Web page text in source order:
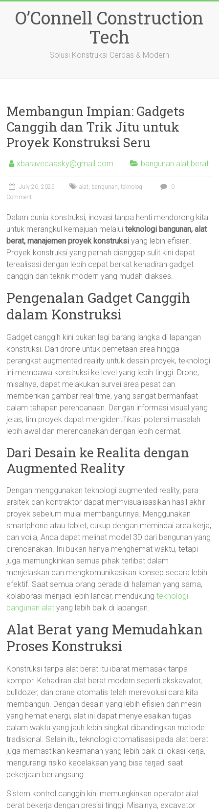
contentO’Connell Construction
Tech
Solusi Konstruksi Cerdas & Modern
Membangun Impian: Gadgets
Canggih dan Trik Jitu untuk
Proyek Konstruksi Seru
xbaravecaasky@gmail.com bangunan alat berat
July 20, 2025 alat, bangunan,teknologi
0
Comment
Dalam dunia konstruksi, inovasi tanpa henti mendorong kita
untuk merangkul kemajuan melaluiteknologi bangunan, alat
berat, manajemen proyek konstruksi yang lebih efisien.
Proyek konstruksi yang pernah dianggap sulit kini dapat
terealisasi dengan lebih cepat berkat kehadiran gadget
canggih dan teknik modern yang mudah diakses.
Pengenalan Gadget Canggih
dalam Konstruksi
Gadget canggih kini bukan lagi barang langka di lapangan
konstruksi. Dari drone untuk pemetaan area hingga
perangkat augmented reality untuk desain proyek, teknologi
ini membawa konstruksi ke level yang lebih tinggi. Drone,
misalnya, dapat melakukan survei area pesat dan
memberikan gambar real-time, yang sangat bermanfaat
dalam tahapan perencanaan. Dengan informasi visual yang
jelas, tim proyek dapat mengidentifikasi potensi masalah
lebih awal dan merencanakan dengan lebih cermat.
Dari Desain ke Realita dengan
Augmented Reality
Dengan menggunakan teknologi augmented reality, para
arsitek dan kontraktor dapat memvisualisasikan hasil akhir
proyek sebelum mulai membangunnya. Menggunakan
smartphone atau tablet, cukup dengan memindai area kerja,
dan voila, Anda dapat melihat model 3D dari bangunan yang
direncanakan. Ini bukan hanya menghemat waktu, tetapi
juga memungkinkan semua pihak terlibat dalam
menjelaskan dan mengkomunikasikan konsep secara lebih
efektif. Saat semua orang berada di halaman yang sama,
kolaborasi menjadi lebih lancar, mendukungteknologi
bangunan alat yang lebih baik di lapangan.
Alat Berat yang Memudahkan
Proses Konstruksi
Konstruksi tanpa alat berat itu ibarat memasak tanpa
kompor. Kehadiran alat berat modern seperti ekskavator,
bulldozer, dan crane otomatis telah merevolusi cara kita
membangun. Dengan desain yang lebih efisien dan mesin
yang hemat energi, alat ini dapat menyelesaikan tugas
dalam waktu yang jauh lebih singkat dibandingkan metode
tradisional. Selain itu, teknologi otomatisasi pada alat berat
juga memastikan keamanan yang lebih baik di lokasi kerja,
mengurangi risiko kecelakaan yang bisa terjadi saat
pekerjaan berlangsung.
Sistem kontrol canggih kini memungkinkan operator alat
berat bekerja dengan presisi tinggi. Misalnya, excavator